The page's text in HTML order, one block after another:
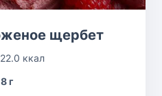
щербет
ккал
г